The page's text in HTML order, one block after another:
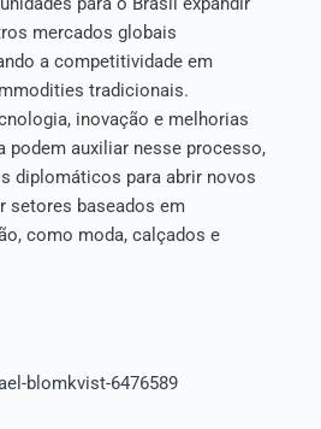
mercados globais
a competitividade em
tradicionais.
inovação e melhorias
podem auxiliar nesse processo,
diplomáticos para abrir novos
setores baseados em
como moda, calçados e
blomkvist-6476589